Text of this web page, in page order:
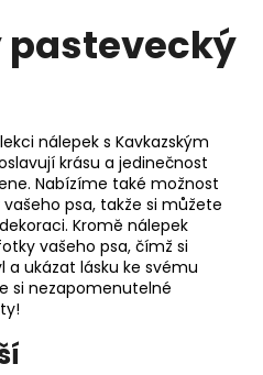
pastevecký
nálepek s Kavkazským
krásu a jedinečnost
Nabízíme také možnost
psa, takže si můžete
Kromě nálepek
vašeho psa, čímž si
ukázat lásku ke svému
si nezapomenutelné